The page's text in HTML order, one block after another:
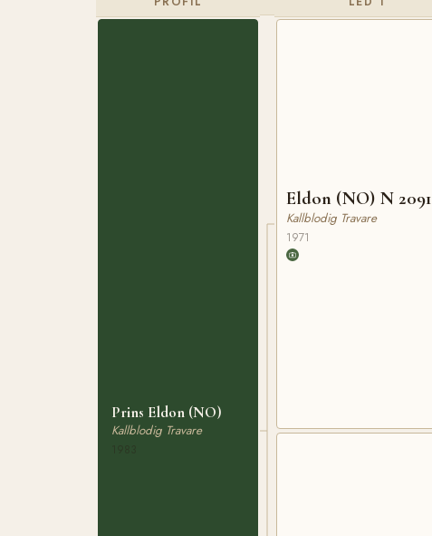
Prins Eldon (NO)
Kallblodig Travare
Eldon (NO) N 2091
Kallblodig Travare
1971